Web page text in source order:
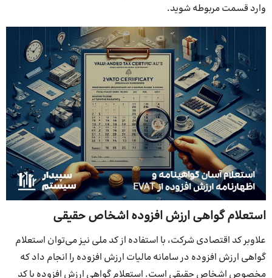
وارد قسمت مربوطه شوید.
استعلام گواهی ارزش افزوده اشخاص حقیقی
علاو‌بر کد اقتصادی شرکت، با استفاده از کد ملی نیز می‌توان استعلام
گواهی ارزش افزوده در سامانه مالیات ارزش افزوده را انجام داد که
مخصوص اشخاص حقیقی است. استعلام گواهی ارزش افزوده با کد